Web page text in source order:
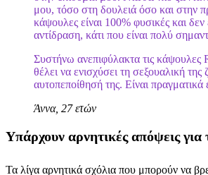
μου, τόσο στη δουλειά όσο και στην
κάψουλες είναι 100% φυσικές και δεν
αντίδραση, κάτι που είναι πολύ
Συστήνω ανεπιφύλακτα τις κάψουλες
θέλει να ενισχύσει τη σεξουαλική της
αυτοπεποίθησή της. Είναι
Άννα, 27 ετών
Υπάρχουν αρνητικές απόψεις για
Τα λίγα αρνητικά σχόλια που μπορούν να